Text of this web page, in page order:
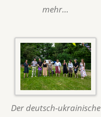
mehr…
Der deutsch-ukrainische